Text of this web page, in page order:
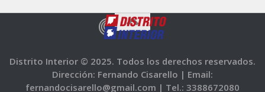
Distrito Interior © 2025. Todos los derechos reservados.
Dirección: Fernando Cisarello | Email:
fernandocisarello@gmail.com | Tel.: 3388672080